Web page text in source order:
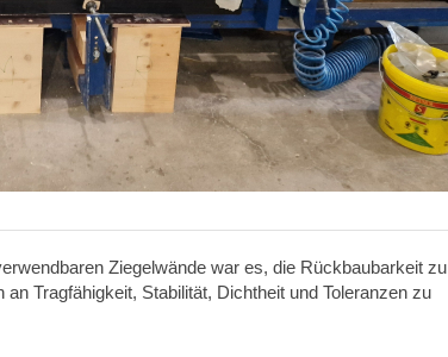
Ziegelwände war es, die Rückbaubarkeit zu
Tragfähigkeit, Stabilität, Dichtheit und Toleranzen zu